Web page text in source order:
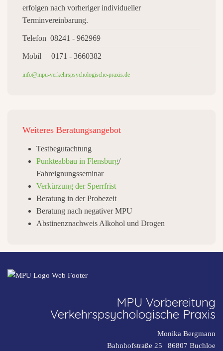
erfolgen nach vorheriger individueller
Terminvereinbarung.
Telefon 08241 - 962969
Mobil 0171 - 3660382
info@mpu-verkehrspsychologische-praxis.de
Weiteres Beratungsangebot
Testbegutachtung
Punkteabbau in Flensburg/
Fahreignungsseminar
Verkürzung der Sperrfrist
Beratung in der Probezeit
Beratung nach negativer MPU
Abstinenznachweis Alkohol und Drogen
MPU Vorbereitung
Verkehrspsychologische Praxis
Monika Bergmann
Bahnhofstraße 25 | 86807 Buchloe